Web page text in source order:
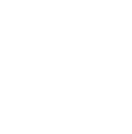
Перейти к